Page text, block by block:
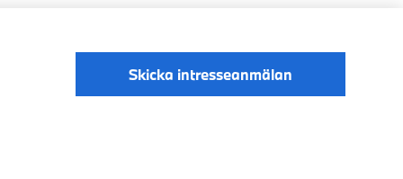
Skicka intresseanmälan